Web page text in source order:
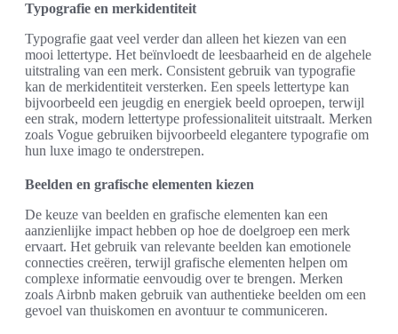
Typografie en merkidentiteit
Typografie gaat veel verder dan alleen het kiezen van een
mooi lettertype. Het beïnvloedt de leesbaarheid en de algehele
uitstraling van een merk. Consistent gebruik van typografie
kan de merkidentiteit versterken. Een speels lettertype kan
bijvoorbeeld een jeugdig en energiek beeld oproepen, terwijl
een strak, modern lettertype professionaliteit uitstraalt. Merken
zoals Vogue gebruiken bijvoorbeeld elegantere typografie om
hun luxe imago te onderstrepen.
Beelden en grafische elementen kiezen
De keuze van beelden en grafische elementen kan een
aanzienlijke impact hebben op hoe de doelgroep een merk
ervaart. Het gebruik van relevante beelden kan emotionele
connecties creëren, terwijl grafische elementen helpen om
complexe informatie eenvoudig over te brengen. Merken
zoals Airbnb maken gebruik van authentieke beelden om een
gevoel van thuiskomen en avontuur te communiceren.